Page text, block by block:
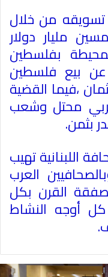
تسويقه من خلال
مليار دولار
بفلسطين
بيع فلسطين
،فيما القضية
محتل وشعب
بثمن.
اللبنانية تهيب
العرب
القرن بكل
كل أوجه النشاط
.